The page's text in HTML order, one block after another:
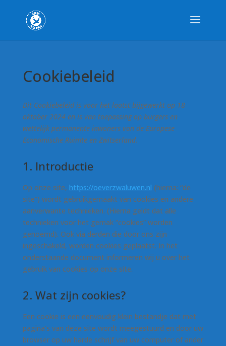
Cookiebeleid
Dit Cookiebeleid is voor het laatst bijgewerkt op 18
oktober 2024 en is van toepassing op burgers en
wettelijk permanente inwoners van de Europese
Economische Ruimte en Zwitserland.
1. Introductie
Op onze site, https://oeverzwaluwen.nl (hierna: “de
site”) wordt gebruikgemaakt van cookies en andere
aanverwante technieken. (Hierna geldt dat alle
technieken voor het gemak “cookies” worden
genoemd). Ook via derden die door ons zijn
ingeschakeld, worden cookies geplaatst. In het
onderstaande document informeren wij u over het
gebruik van cookies op onze site.
2. Wat zijn cookies?
Een cookie is een eenvoudig klein bestandje dat met
pagina’s van deze site wordt meegestuurd en door uw
browser op uw harde schrijf van uw computer of ander